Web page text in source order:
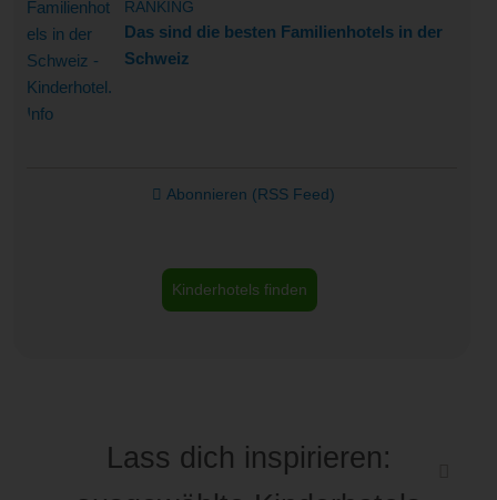
RANKING
Das sind die besten Familienhotels in der
Schweiz
Abonnieren (RSS Feed)
Kinderhotels finden
Lass dich inspirieren: